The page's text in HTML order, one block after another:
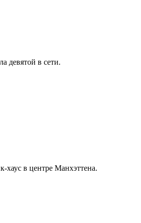
девятой в сети.
хаус в центре Манхэттена.